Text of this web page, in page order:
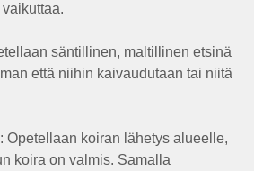
säntillinen, maltillinen etsinä
että niihin kaivaudutaan tai niitä
Opetellaan koiran lähetys alueelle,
koira on valmis. Samalla